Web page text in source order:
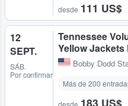
desde 111 US$
12
SEPT.
SÁB.
Por confirmar
Tennessee
Yellow Jackets
Bobby Dodd
Más de 200
183 US$